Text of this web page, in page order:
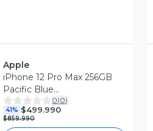
Apple
iPhone 12 Pro Max 256GB
Pacific Blue
Reacondicionado
0(0)
41% $499.990
$859.990